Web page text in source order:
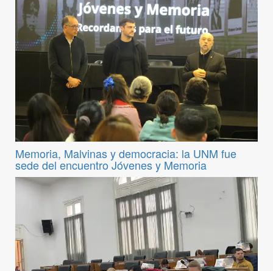
Memoria, Malvinas y democracia: la UNM fue
sede del encuentro Jóvenes y Memoria